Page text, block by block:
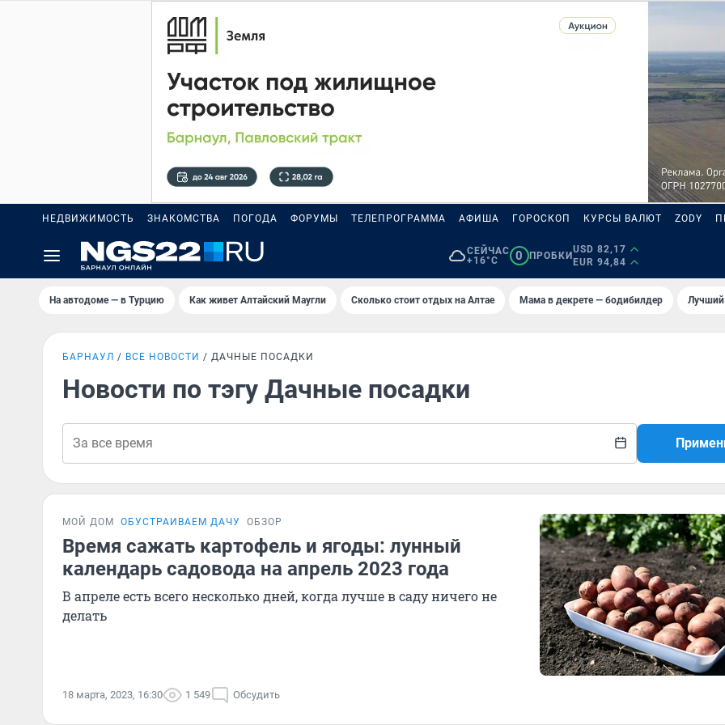
НЕДВИЖИМОСТЬ ЗНАКОМСТВА ПОГОДА ФОРУМЫ ТЕЛЕПРОГРАММА АФИША ГОРОСКОП КУРСЫ ВАЛЮТ ZODY
СЕЙЧАС
+16°C
0 ПРОБКИ
USD 82,17
EUR 94,84
На автодоме — в Турцию Как живет Алтайский Маугли Сколько стоит отдых на Алтае Мама в декрете — бодибилдер
БАРНАУЛ ВСЕ НОВОСТИ ДАЧНЫЕ ПОСАДКИ
Новости по тэгу Дачные посадки
МОЙ ДОМ ОБУСТРАИВАЕМ ДАЧУ ОБЗОР
Время сажать картофель и ягоды: лунный
календарь садовода на апрель 2023 года
В апреле есть всего несколько дней, когда лучше в саду ничего не
делать
18 марта, 2023, 16:30 1 549 Обсудить